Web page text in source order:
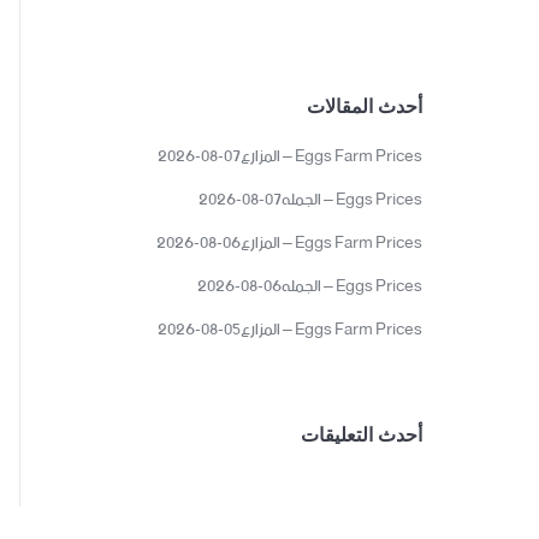
أحدث المقالات
Eggs Farm Prices – المزارع07-08-2026
Eggs Prices – الجمله07-08-2026
Eggs Farm Prices – المزارع06-08-2026
Eggs Prices – الجمله06-08-2026
Eggs Farm Prices – المزارع05-08-2026
أحدث التعليقات